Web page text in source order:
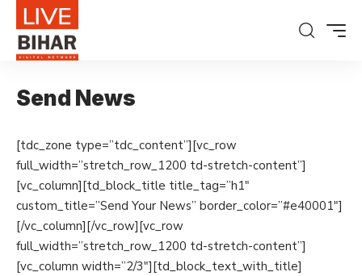
Send News
[tdc_zone type=”tdc_content”][vc_row
full_width=”stretch_row_1200 td-stretch-content”]
[vc_column][td_block_title title_tag=”h1″
custom_title=”Send Your News” border_color=”#e40001″]
[/vc_column][/vc_row][vc_row
full_width=”stretch_row_1200 td-stretch-content”]
[vc_column width=”2/3″][td_block_text_with_title]